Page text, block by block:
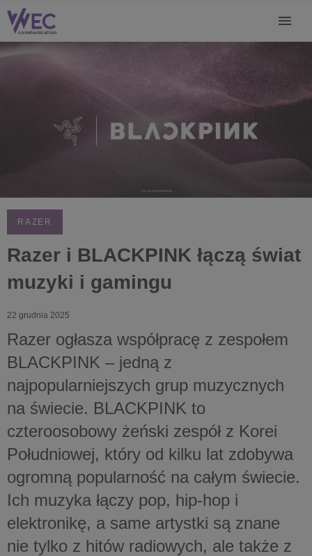
RAZER
Razer i BLACKPINK łączą świat
muzyki i gamingu
22 grudnia 2025
Razer ogłasza współpracę z zespołem
BLACKPINK – jedną z
najpopularniejszych grup muzycznych
na świecie. BLACKPINK to
czteroosobowy żeński zespół z Korei
Południowej, który od kilku lat zdobywa
ogromną popularność na całym świecie.
Ich muzyka łączy pop, hip-hop i
elektronikę, a same artystki są znane
nie tylko z hitów radiowych, ale także z